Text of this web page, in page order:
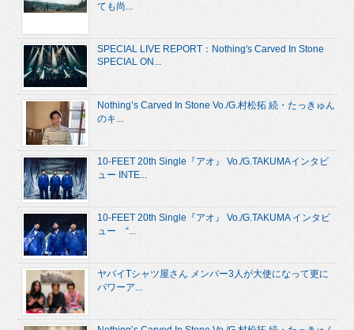
ても尚...
SPECIAL LIVE REPORT：Nothing's Carved In Stone
SPECIAL ON...
Nothing’s Carved In Stone Vo./G.村松拓 続・たっきゅん
のキ...
10-FEET 20th Single『アオ』 Vo./G.TAKUMAインタビ
ュー INTE...
10-FEET 20th Single『アオ』 Vo./G.TAKUMA インタビ
ュー “...
ヤバイTシャツ屋さん メンバー3人が大使になって更に
パワーア...